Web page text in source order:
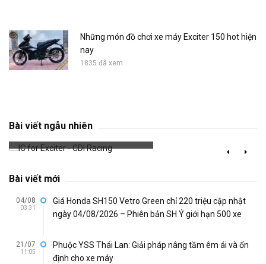
Những món đồ chơi xe máy Exciter 150 hot hiện
nay
1835 đã xem
Bài viết ngẫu nhiên
IC for Exciter - CDI Racing
Bài viết mới
04/08
03:31
Giá Honda SH150 Vetro Green chỉ 220 triệu cập nhật
ngày 04/08/2026 – Phiên bản SH Ý giới hạn 500 xe
21/07
11:05
Phuộc YSS Thái Lan: Giải pháp nâng tầm êm ái và ổn
định cho xe máy